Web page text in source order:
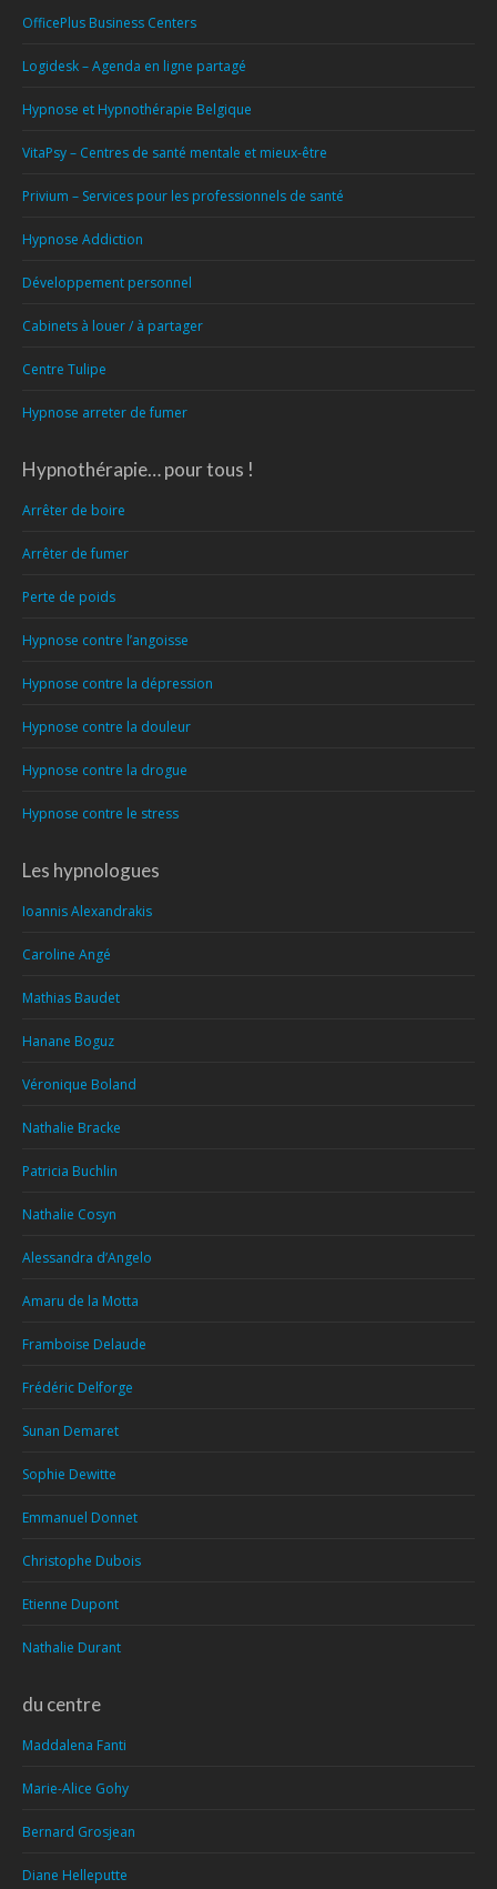
OfficePlus Business Centers
Logidesk – Agenda en ligne partagé
Hypnose et Hypnothérapie Belgique
VitaPsy – Centres de santé mentale et mieux-être
Privium – Services pour les professionnels de santé
Hypnose Addiction
Développement personnel
Cabinets à louer / à partager
Centre Tulipe
Hypnose arreter de fumer
Hypnothérapie… pour tous !
Arrêter de boire
Arrêter de fumer
Perte de poids
Hypnose contre l’angoisse
Hypnose contre la dépression
Hypnose contre la douleur
Hypnose contre la drogue
Hypnose contre le stress
Les hypnologues
Ioannis Alexandrakis
Caroline Angé
Mathias Baudet
Hanane Boguz
Véronique Boland
Nathalie Bracke
Patricia Buchlin
Nathalie Cosyn
Alessandra d’Angelo
Amaru de la Motta
Framboise Delaude
Frédéric Delforge
Sunan Demaret
Sophie Dewitte
Emmanuel Donnet
Christophe Dubois
Etienne Dupont
Nathalie Durant
du centre
Maddalena Fanti
Marie-Alice Gohy
Bernard Grosjean
Diane Helleputte